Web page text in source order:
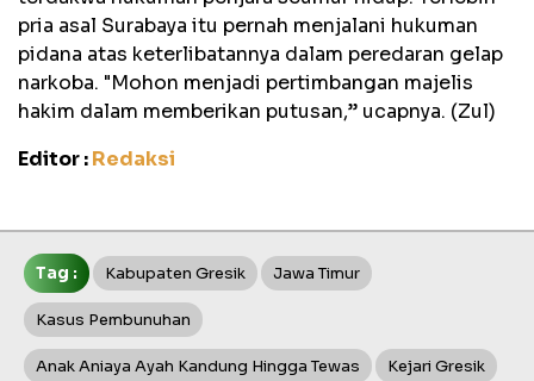
pria asal Surabaya itu pernah menjalani hukuman
pidana atas keterlibatannya dalam peredaran gelap
narkoba. "Mohon menjadi pertimbangan majelis
hakim dalam memberikan putusan,” ucapnya. (Zul)
Editor :Redaksi
Tag : Kabupaten Gresik Jawa Timur
Kasus Pembunuhan
Anak Aniaya Ayah Kandung Hingga Tewas Kejari Gresik